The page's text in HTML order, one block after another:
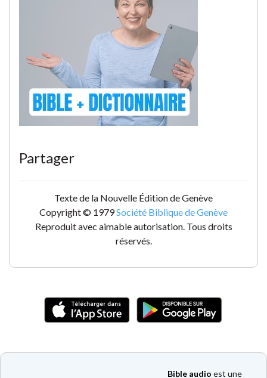
Partager
Texte de la Nouvelle Édition de Genève
Copyright © 1979Société Biblique de Genève
Reproduit avec aimable autorisation. Tous droits
réservés.
Bible audio est une